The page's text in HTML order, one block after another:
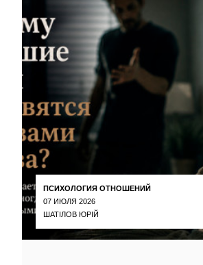
ПСИХОЛОГИЯ ОТНОШЕНИЙ
07 ИЮЛЯ 2026
ШАТІЛОВ ЮРІЙ